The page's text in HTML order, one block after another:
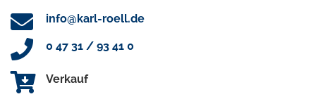
info@karl-roell.de
0 47 31 / 93 41 0
Verkauf